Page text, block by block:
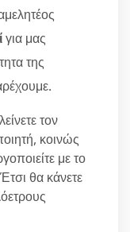
για μας
της
τον
κοινώς
με το
θα κάνετε